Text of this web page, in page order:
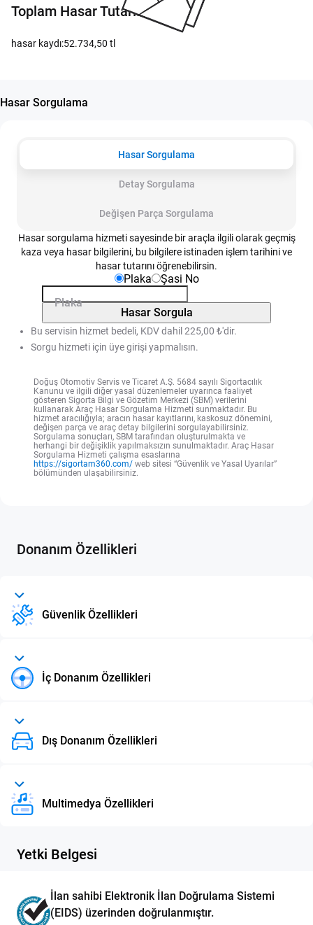
Toplam Hasar Tutarı:
hasar kaydı:52.734,50 tl
Hasar Sorgulama
Hasar Sorgulama
Detay Sorgulama
Değişen Parça Sorgulama
Hasar sorgulama hizmeti sayesinde bir araçla ilgili olarak geçmiş
kaza veya hasar bilgilerini, bu bilgilere istinaden işlem tarihini ve
hasar tutarını öğrenebilirsin.
Plaka
Şasi No
Plaka
Hasar Sorgula
Bu servisin hizmet bedeli, KDV dahil 225,00 ₺'dir.
Sorgu hizmeti için üye girişi yapmalısın.
Doğuş Otomotiv Servis ve Ticaret A.Ş. 5684 sayılı Sigortacılık
Kanunu ve ilgili diğer yasal düzenlemeler uyarınca faaliyet
gösteren Sigorta Bilgi ve Gözetim Merkezi (SBM) verilerini
kullanarak Araç Hasar Sorgulama Hizmeti sunmaktadır. Bu
hizmet aracılığıyla; aracın hasar kayıtlarını, kaskosuz dönemini,
değişen parça ve araç detay bilgilerini sorgulayabilirsiniz.
Sorgulama sonuçları, SBM tarafından oluşturulmakta ve
herhangi bir değişiklik yapılmaksızın sunulmaktadır. Araç Hasar
Sorgulama Hizmeti çalışma esaslarına
https://sigortam360.com/ web sitesi “Güvenlik ve Yasal Uyarılar”
bölümünden ulaşabilirsiniz.
Donanım Özellikleri
Güvenlik Özellikleri
İç Donanım Özellikleri
Dış Donanım Özellikleri
Multimedya Özellikleri
Yetki Belgesi
İlan sahibi Elektronik İlan Doğrulama Sistemi
(EIDS) üzerinden doğrulanmıştır.